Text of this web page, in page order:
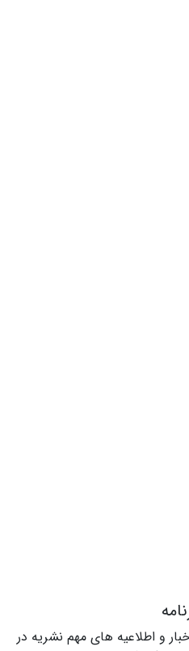
و اطلاعیه های مهم نشریه در